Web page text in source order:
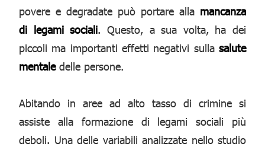
povere e degradate può portare alla mancanza
di legami sociali. Questo, a sua volta, ha dei
piccoli ma importanti effetti negativi sulla salute
mentaledelle persone.
Abitando in aree ad alto tasso di crimine si
assiste alla formazione di legami sociali più
deboli. Una delle variabili analizzate nello studio